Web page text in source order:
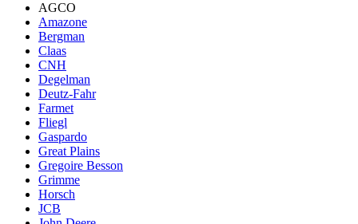
AGCO
Amazone
Bergman
Claas
CNH
Degelman
Deutz-Fahr
Farmet
Fliegl
Gaspardo
Great Plains
Gregoire Besson
Grimme
Horsch
JCB